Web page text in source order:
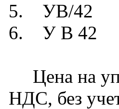
5. УВ/42
6. У В 42
Цена на
НДС, без